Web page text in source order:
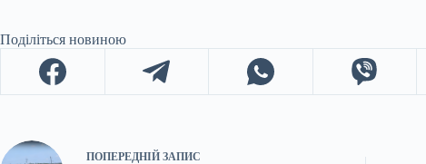
Поділіться новиною
ПОПЕРЕДНІЙ ЗАПИС